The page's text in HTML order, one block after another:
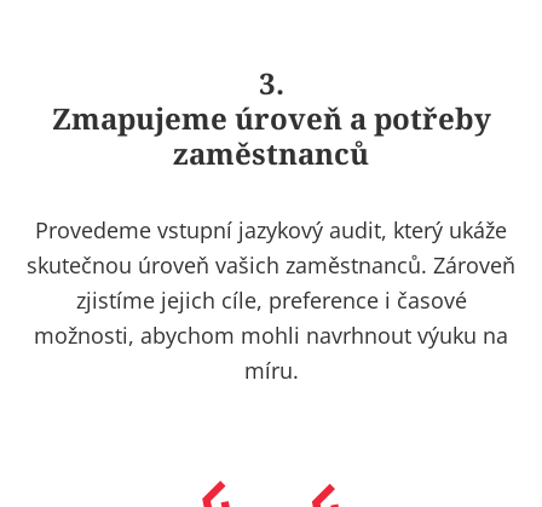
3.
Zmapujeme úroveň a potřeby
zaměstnanců
Provedeme vstupní jazykový audit, který ukáže
skutečnou úroveň vašich zaměstnanců. Zároveň
zjistíme jejich cíle, preference i časové
možnosti, abychom mohli navrhnout výuku na
míru.